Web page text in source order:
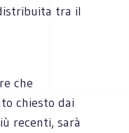
tra il
che
chiesto dai
recenti, sarà